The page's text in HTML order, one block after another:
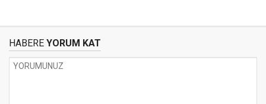
HABERE YORUM KAT